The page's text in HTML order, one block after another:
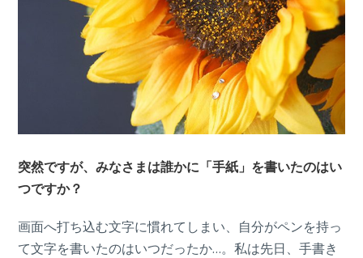
突然ですが、みなさまは誰かに「手紙」を書いたのはい
つですか？
画面へ打ち込む文字に慣れてしまい、自分がペンを持っ
て文字を書いたのはいつだったか…。私は先日、手書き